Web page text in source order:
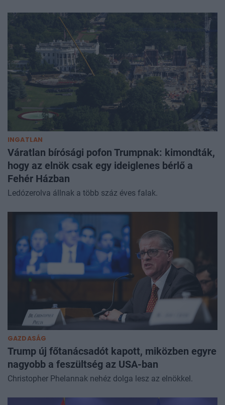
INGATLAN
Váratlan bírósági pofon Trumpnak: kimondták,
hogy az elnök csak egy ideiglenes bérlő a
Fehér Házban
Ledózerolva állnak a több száz éves falak.
GAZDASÁG
Trump új főtanácsadót kapott, miközben egyre
nagyobb a feszültség az USA-ban
Christopher Phelannak nehéz dolga lesz az elnökkel.